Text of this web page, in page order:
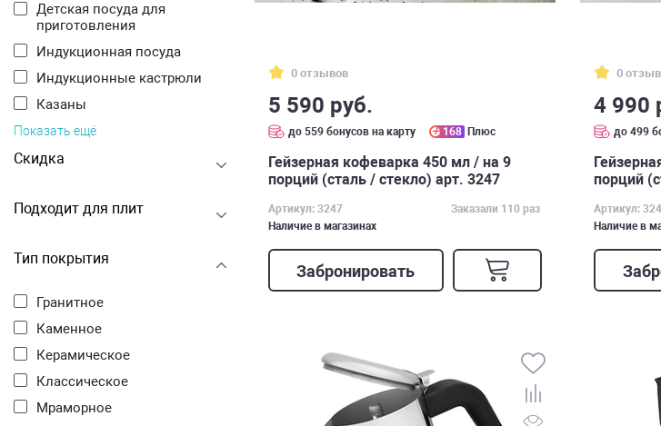
Детская посуда для
приготовления
Индукционная посуда
Индукционные кастрюли
Казаны
Показать ещё
Скидка
Подходит для плит
Тип покрытия
Гранитное
Каменное
Керамическое
Классическое
Мраморное
0 отзывов
5 590 руб.
до 559 бонусов на карту 168 Плюс
Гейзерная кофеварка 450 мл / на 9
порций (сталь / стекло) арт. 3247
Артикул: 3247
Заказали 110 раз
Наличие в магазинах
Забронировать
0
4 990
до 499
порций
Артикул:
Наличие в